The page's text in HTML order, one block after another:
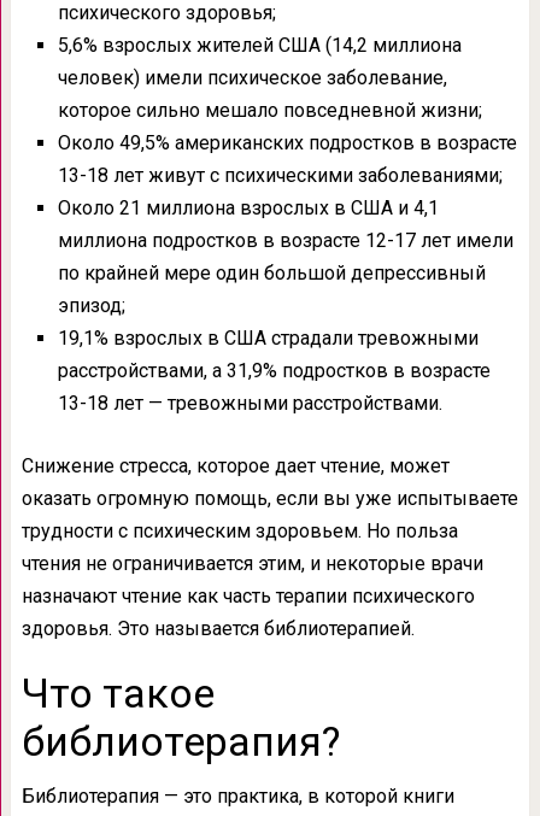
психического здоровья;
5,6% взрослых жителей США (14,2 миллиона
человек) имели психическое заболевание,
которое сильно мешало повседневной жизни;
Около 49,5% американских подростков в возрасте
13-18 лет живут с психическими заболеваниями;
Около 21 миллиона взрослых в США и 4,1
миллиона подростков в возрасте 12-17 лет имели
по крайней мере один большой депрессивный
эпизод;
19,1% взрослых в США страдали тревожными
расстройствами, а 31,9% подростков в возрасте
13-18 лет — тревожными расстройствами.
Снижение стресса, которое дает чтение, может
оказать огромную помощь, если вы уже испытываете
трудности с психическим здоровьем. Но польза
чтения не ограничивается этим, и некоторые врачи
назначают чтение как часть терапии психического
здоровья. Это называется библиотерапией.
Что такое
библиотерапия?
Библиотерапия — это практика, в которой книги